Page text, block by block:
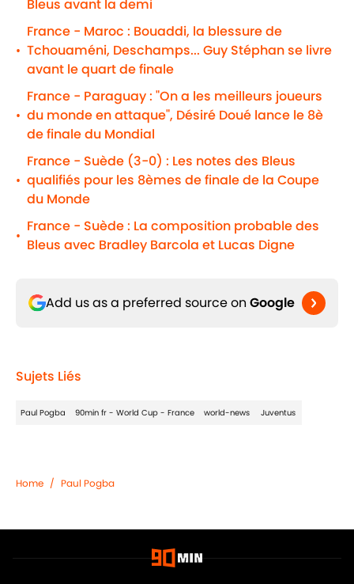
Bleus avant la demi
•
France - Maroc : Bouaddi, la blessure de
Tchouaméni, Deschamps... Guy Stéphan se livre
avant le quart de finale
•
France - Paraguay : "On a les meilleurs joueurs
du monde en attaque", Désiré Doué lance le 8è
de finale du Mondial
•
France - Suède (3-0) : Les notes des Bleus
qualifiés pour les 8èmes de finale de la Coupe
du Monde
•
France - Suède : La composition probable des
Bleus avec Bradley Barcola et Lucas Digne
Add us as a preferred source on Google
Sujets Liés
Paul Pogba 90min fr - World Cup - France world-news Juventus
Home / Paul Pogba